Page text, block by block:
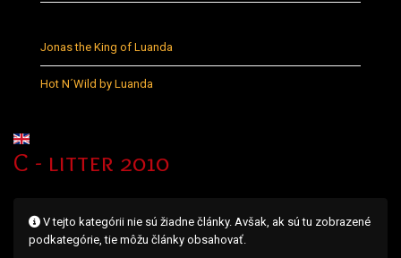
Jonas the King of Luanda
Hot N´Wild by Luanda
Vyberte váš jazyk
C - litter 2010
Info
V tejto kategórii nie sú žiadne články. Avšak, ak sú tu zobrazené
podkategórie, tie môžu články obsahovať.